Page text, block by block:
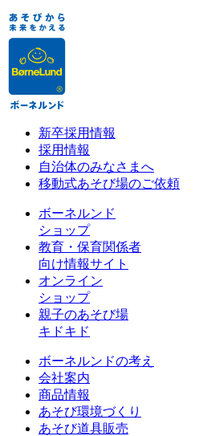
新卒採用情報
採用情報
自治体のみなさまへ
移動式あそび場のご依頼
ボーネルンド
ショップ
教育・保育関係者
向け情報サイト
オンライン
ショップ
親子のあそび場
キドキド
ボーネルンドの考え
会社案内
商品情報
あそび環境づくり
あそび道具販売